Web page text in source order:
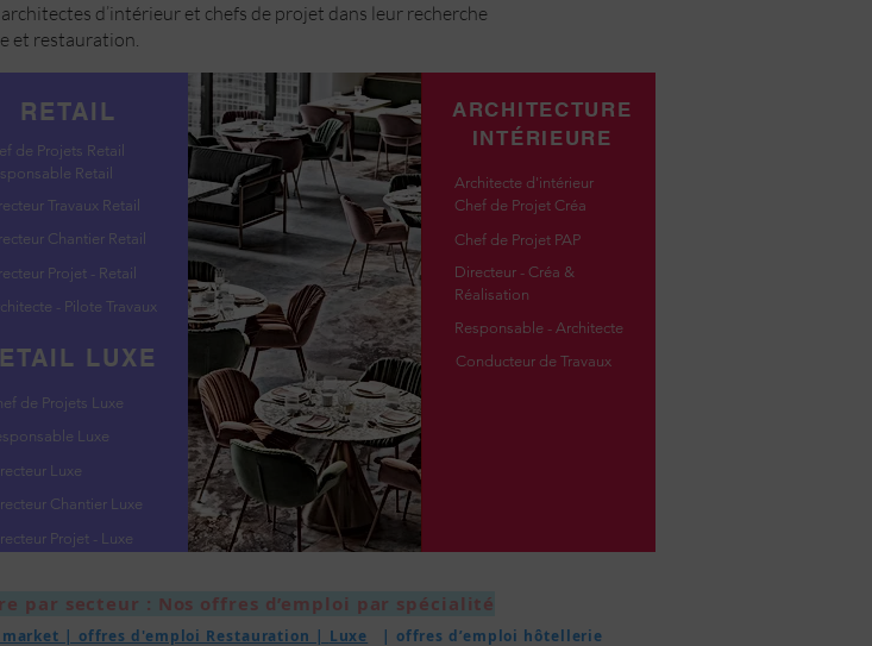
d’intérieur et chefs de projet dans leur recherche
et restauration.
RETAIL
de Projets Retail
Retail
Travaux Retail
Chantier Retail
Projet - Retail
- Pilote Travaux
LUXE
de Projets Luxe
Luxe
Luxe
Chantier Luxe
Projet - Luxe
ARCHITECTURE
INTÉRIEURE
Architecte d'intérieur
Chef de Projet Créa
Chef de Projet PAP
Directeur - Créa &
Réalisation
Responsable - Architecte
Conducteur de Travaux
par secteur : Nos offres d’emploi par spécialité
market | offres d'emploi Restauration | Luxe | offres d’emploi hôtellerie